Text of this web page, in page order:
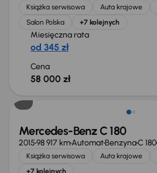
Książka serwisowa Auta krajowe
Salon Polska
+7 kolejnych
Miesięczna rata
od 345 zł
Cena
58 000 zł
Mercedes-Benz C 180
201598 917 kmAutomatBenzynaC 180
Książka serwisowa Auta krajowe
+7 kolejnych